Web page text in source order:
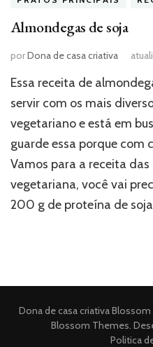
Almondegas de soja
porDona de casa criativa
Essa receita de
servir com os mais
vegetariano e está em
guarde essa porque com
Vamos para a receita
vegetariana, você vai
200 g de proteína de
Dona de casa criativaBlossom
Blossom Themes.
Politica